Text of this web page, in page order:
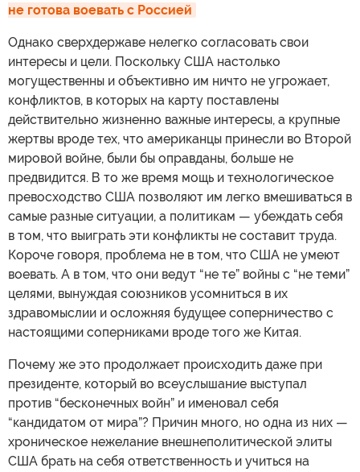
не готова воевать с Россией
Однако сверхдержаве нелегко согласовать свои
интересы и цели. Поскольку США настолько
могущественны и объективно им ничто не угрожает,
конфликтов, в которых на карту поставлены
действительно жизненно важные интересы, а крупные
жертвы вроде тех, что американцы принесли во Второй
мировой войне, были бы оправданы, больше не
предвидится. В то же время мощь и технологическое
превосходство США позволяют им легко вмешиваться в
самые разные ситуации, а политикам — убеждать себя
в том, что выиграть эти конфликты не составит труда.
Короче говоря, проблема не в том, что США не умеют
воевать. А в том, что они ведут “не те” войны с “не теми”
целями, вынуждая союзников усомниться в их
здравомыслии и осложняя будущее соперничество с
настоящими соперниками вроде того же Китая.
Почему же это продолжает происходить даже при
президенте, который во всеуслышание выступал
против “бесконечных войн” и именовал себя
“кандидатом от мира”? Причин много, но одна из них —
хроническое нежелание внешнеполитической элиты
США брать на себя ответственность и учиться на